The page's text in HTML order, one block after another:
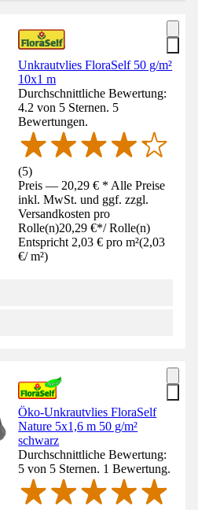
Unkrautvlies FloraSelf 50 g/m²
10x1 m
Durchschnittliche Bewertung:
4.2 von 5 Sternen. 5
Bewertungen.
(5)
Preis — 20,29 € * Alle Preise
inkl. MwSt. und ggf. zzgl.
Versandkosten pro
Rolle(n)20,29 €*/ Rolle(n)
Entspricht 2,03 € pro m²(2,03
€/ m²)
Öko-Unkrautvlies FloraSelf
Nature 5x1,6 m 50 g/m²
schwarz
Durchschnittliche Bewertung:
5 von 5 Sternen. 1 Bewertung.